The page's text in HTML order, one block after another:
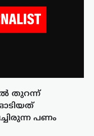
തുറന്ന്
ഓടിയത്
പണം